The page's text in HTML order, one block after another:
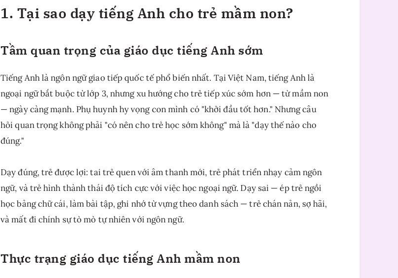
1. Tại sao dạy tiếng Anh cho trẻ mầm non?
Tầm quan trọng của giáo dục tiếng Anh sớm
Tiếng Anh là ngôn ngữ giao tiếp quốc tế phổ biến nhất. Tại Việt Nam, tiếng Anh là
ngoại ngữ bắt buộc từ lớp 3, nhưng xu hướng cho trẻ tiếp xúc sớm hơn — từ mầm non
— ngày càng mạnh. Phụ huynh hy vọng con mình có "khởi đầu tốt hơn." Nhưng câu
hỏi quan trọng không phải "có nên cho trẻ học sớm không" mà là "dạy thế nào cho
đúng."
Dạy đúng, trẻ được lợi: tai trẻ quen với âm thanh mới, trẻ phát triển nhạy cảm ngôn
ngữ, và trẻ hình thành thái độ tích cực với việc học ngoại ngữ. Dạy sai — ép trẻ ngồi
học bảng chữ cái, làm bài tập, ghi nhớ từ vựng theo danh sách — trẻ chán nản, sợ hãi,
và mất đi chính sự tò mò tự nhiên với ngôn ngữ.
Thực trạng giáo dục tiếng Anh mầm non